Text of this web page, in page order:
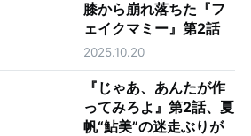
膝から崩れ落ちた『フ
ェイクマミー』第2話
2025.10.20
『じゃあ、あんたが作
ってみろよ』第2話、夏
帆“鮎美”の迷走ぶりが